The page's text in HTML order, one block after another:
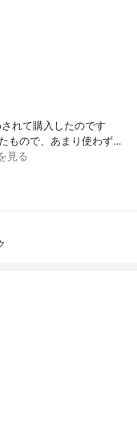
れて購入したのです
もので、あまり使わず…
見る